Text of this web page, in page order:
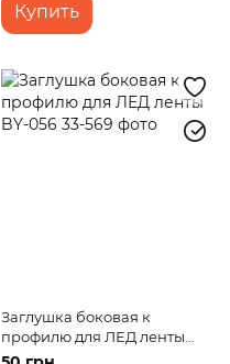
Купить
Заглушка боковая к
профилю для ЛЕД ленты
BY-056